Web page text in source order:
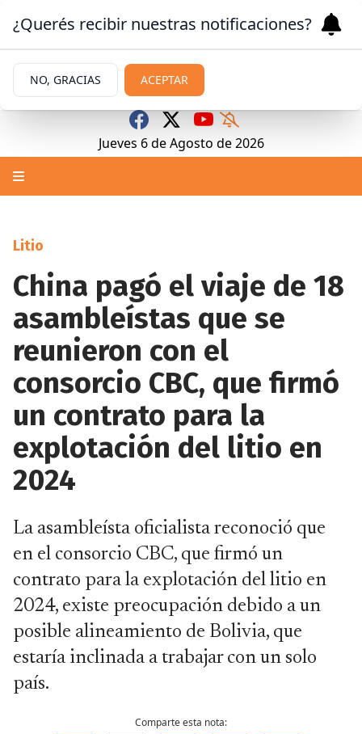
Jueves 6 de Agosto de 2026
Litio
China pagó el viaje de 18
asambleístas que se
reunieron con el
consorcio CBC, que firmó
un contrato para la
explotación del litio en
2024
La asambleísta oficialista reconoció que
en el consorcio CBC, que firmó un
contrato para la explotación del litio en
2024, existe preocupación debido a un
posible alineamiento de Bolivia, que
estaría inclinada a trabajar con un solo
país.
Comparte esta nota:
¿Querés recibir nuestras notificaciones?
NO, GRACIAS ACEPTAR